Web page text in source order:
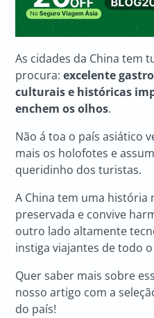
As cidades da China tem
procura:excelente
culturais e históricas
enchem os olhos.
Não á toa o país asiático
mais os holofotes e
queridinho dos turistas.
A China tem uma
preservada e convive
outro lado altamente
instiga viajantes de todo
Quer saber mais sobre
nosso artigo com a
do país!